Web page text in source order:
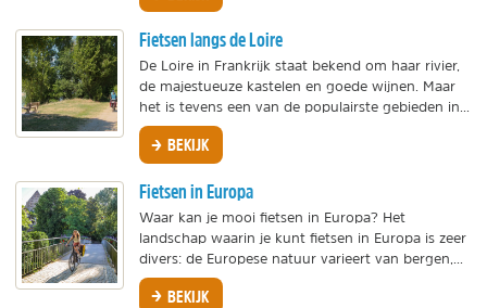
Fietsen langs de Loire
De Loire in Frankrijk staat bekend om haar rivier,
de majestueuze kastelen en goede wijnen. Maar
het is tevens een van de populairste gebieden in...
BEKIJK
Fietsen in Europa
Waar kan je mooi fietsen in Europa? Het
landschap waarin je kunt fietsen in Europa is zeer
divers: de Europese natuur varieert van bergen,...
BEKIJK